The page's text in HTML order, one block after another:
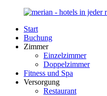
Zurück
Inhalt
Merian-
Hotel.de
Portal
Unterkunft
Start
Buchung
Zimmer
Einzelzimmer
Doppelzimmer
Fitness und Spa
Versorgung
Restaurant